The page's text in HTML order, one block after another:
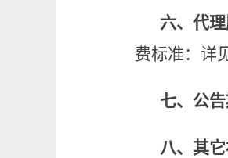
六、代
费标准：详
七、公告
八、其它